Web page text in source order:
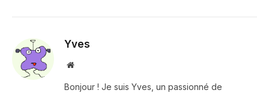
Yves
Site
Bonjour ! Je suis Yves, un passionné de